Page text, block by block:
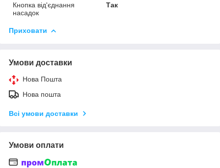
Кнопка від'єднання
насадок
Так
Приховати
Умови доставки
Нова Пошта
Нова пошта
Всі умови доставки
Умови оплати